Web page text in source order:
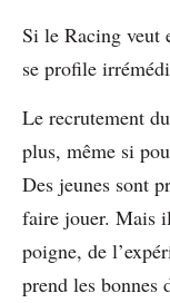
Si le Racing veut
se profile
Le recrutement
plus, même si
Des jeunes sont
faire jouer. Mais
poigne, de
prend les bonnes